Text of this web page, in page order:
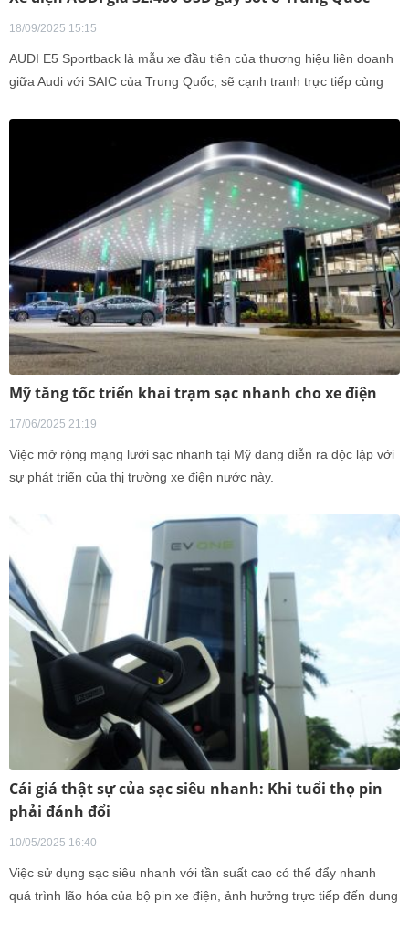
18/09/2025 15:15
AUDI E5 Sportback là mẫu xe đầu tiên của thương hiệu liên doanh
giữa Audi với SAIC của Trung Quốc, sẽ cạnh tranh trực tiếp cùng
Mỹ tăng tốc triển khai trạm sạc nhanh cho xe điện
17/06/2025 21:19
Việc mở rộng mạng lưới sạc nhanh tại Mỹ đang diễn ra độc lập với
sự phát triển của thị trường xe điện nước này.
Cái giá thật sự của sạc siêu nhanh: Khi tuổi thọ pin
phải đánh đổi
10/05/2025 16:40
Việc sử dụng sạc siêu nhanh với tần suất cao có thể đẩy nhanh
quá trình lão hóa của bộ pin xe điện, ảnh hưởng trực tiếp đến dung